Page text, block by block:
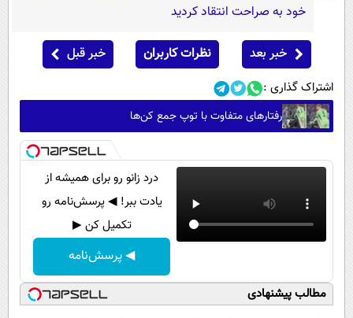
خود به صراحت انتقاد کردید
خبر بعد نظرات کاربران خبر قبل
اشتراک گذاری :
رفتار‌های متفاوت با توپ جمع کن‌ها
درد زانو رو برای همیشه از
یادت ببر! ◀ پرسش‌نامه رو
تکمیل کن ▶
◀ پرسش‌نامه
مطالب پیشنهادی